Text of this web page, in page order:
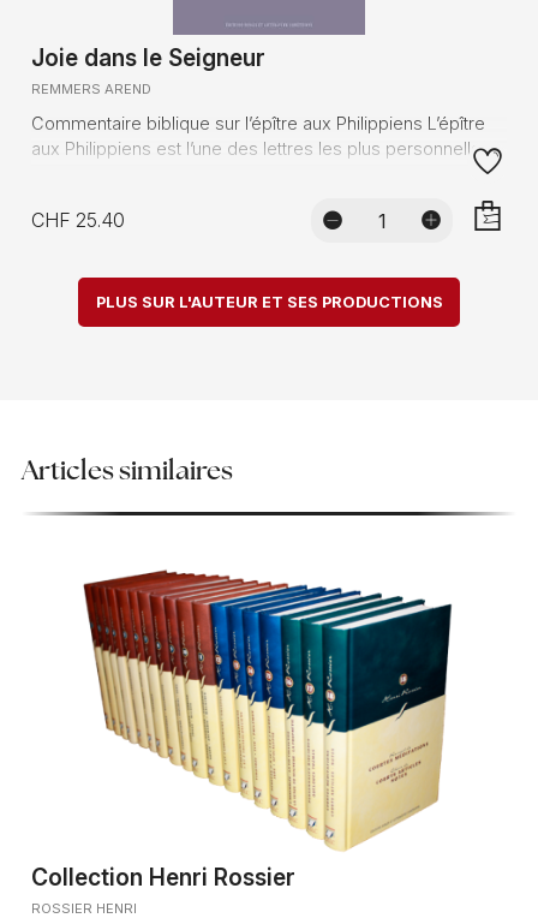
Joie dans le Seigneur
REMMERS AREND
Commentaire biblique sur l’épître aux Philippiens L’épître
aux Philippiens est l’une des lettres les plus personnelles ...
CHF 25.40
PLUS SUR L'AUTEUR ET SES PRODUCTIONS
Articles similaires
Collection Henri Rossier
ROSSIER HENRI